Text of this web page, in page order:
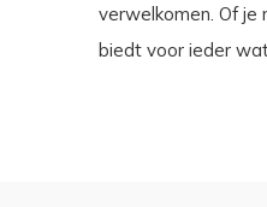
verwelkomen. Of je
biedt voor ieder